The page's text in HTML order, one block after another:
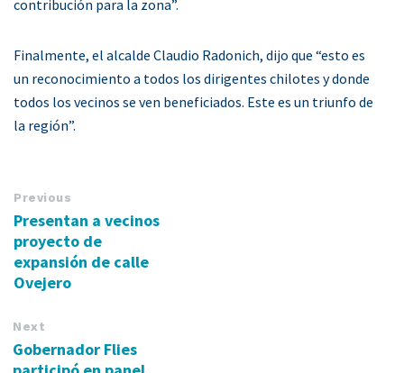
contribución para la zona”.
Finalmente, el alcalde Claudio Radonich, dijo que “esto es
un reconocimiento a todos los dirigentes chilotes y donde
todos los vecinos se ven beneficiados. Este es un triunfo de
la región”.
Previous
Presentan a vecinos
proyecto de
expansión de calle
Ovejero
Next
Gobernador Flies